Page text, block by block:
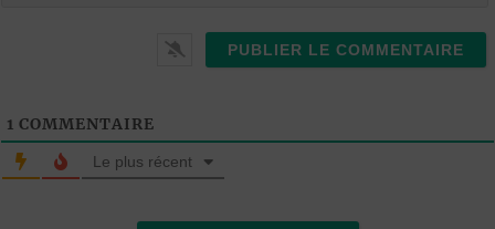
1 COMMENTAIRE
Le plus récent